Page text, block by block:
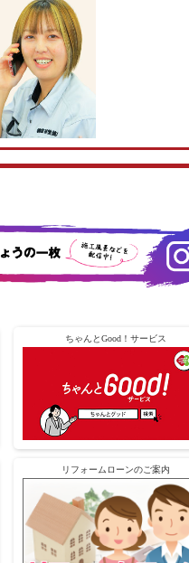
ちゃんとGood！サービス
リフォームローンのご案内